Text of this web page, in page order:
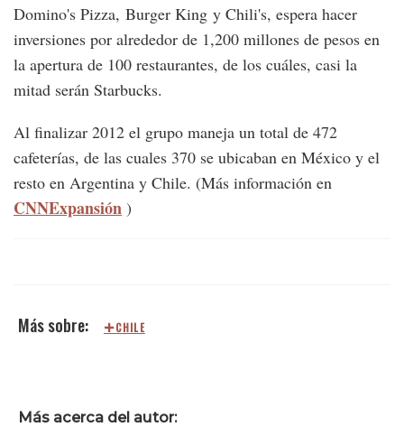
Domino's Pizza, Burger King y Chili's, espera hacer
inversiones por alrededor de 1,200 millones de pesos en
la apertura de 100 restaurantes, de los cuáles, casi la
mitad serán Starbucks.
Al finalizar 2012 el grupo maneja un total de 472
cafeterías, de las cuales 370 se ubicaban en México y el
resto en Argentina y Chile. (Más información en
CNNExpansión )
CHILE
Más acerca del autor: